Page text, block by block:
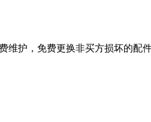
维护，免费更换非买方损坏的配